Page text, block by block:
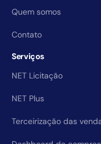
Quem somos
Contato
Serviços
NET Licitação
NET Plus
Terceirização das